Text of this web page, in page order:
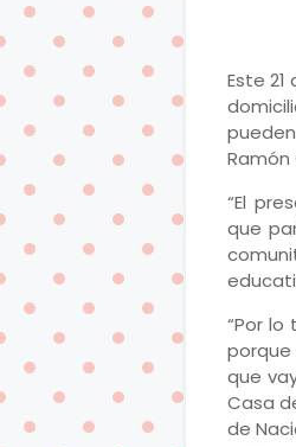
Este
Ramón
“El
que
“Por
que
Casa
de